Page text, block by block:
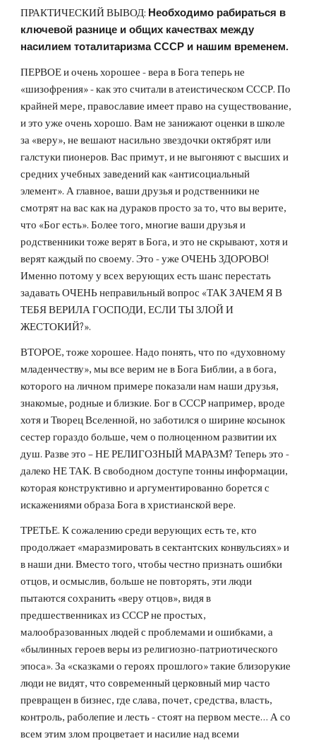
ПРАКТИЧЕСКИЙ ВЫВОД: Необходимо рабираться в
ключевой разнице и общих качествах между
насилием тоталитаризма СССР и нашим временем.
ПЕРВОЕ и очень хорошее - вера в Бога теперь не
«шизофрения» - как это считали в атеистическом СССР. По
крайней мере, православие имеет право на существование,
и это уже очень хорошо. Вам не занижают оценки в школе
за «веру», не вешают насильно звездочки октябрят или
галстуки пионеров. Вас примут, и не выгоняют с высших и
средних учебных заведений как «антисоциальный
элемент». А главное, ваши друзья и родственники не
смотрят на вас как на дураков просто за то, что вы верите,
что «Бог есть». Более того, многие ваши друзья и
родственники тоже верят в Бога, и это не скрывают, хотя и
верят каждый по своему. Это - уже ОЧЕНЬ ЗДОРОВО!
Именно потому у всех верующих есть шанс перестать
задавать ОЧЕНЬ неправильный вопрос «ТАК ЗАЧЕМ Я В
ТЕБЯ ВЕРИЛА ГОСПОДИ, ЕСЛИ ТЫ ЗЛОЙ И
ЖЕСТОКИЙ?».
ВТОРОЕ, тоже хорошее. Надо понять, что по «духовному
младенчеству», мы все верим не в Бога Библии, а в бога,
которого на личном примере показали нам наши друзья,
знакомые, родные и близкие. Бог в СССР например, вроде
хотя и Творец Вселенной, но заботился о ширине косынок
сестер гораздо больше, чем о полноценном развитии их
душ. Разве это – НЕ РЕЛИГОЗНЫЙ МАРАЗМ? Теперь это -
далеко НЕ ТАК. В свободном доступе тонны информации,
которая конструктивно и аргументированно борется с
искажениями образа Бога в христианской вере.
ТРЕТЬЕ. К сожалению среди верующих есть те, кто
продолжает «маразмировать в сектантских конвульсиях» и
в наши дни. Вместо того, чтобы честно признать ошибки
отцов, и осмыслив, больше не повторять, эти люди
пытаются сохранить «веру отцов», видя в
предшественниках из СССР не простых,
малообразованных людей с проблемами и ошибками, а
«былинных героев веры из религиозно-патриотического
эпоса». За «сказками о героях прошлого» такие близорукие
люди не видят, что современный церковный мир часто
превращен в бизнес, где слава, почет, средства, власть,
контроль, раболепие и лесть - стоят на первом месте… А со
всем этим злом процветает и насилие над всеми